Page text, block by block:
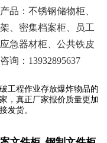
：不锈钢储物柜、
、密集档案柜、员工
急器材柜、公共铁皮
询：13932895637
工程作业存放爆炸物品的
，真正厂家报价质量更加
发货。